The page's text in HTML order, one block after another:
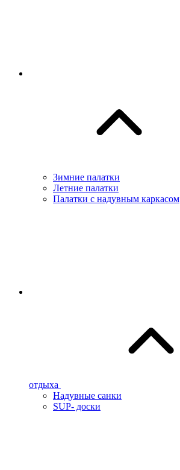
Зимние палатки
Летние палатки
Палатки с надувным каркасом
отдыха
Надувные санки
SUP- доски